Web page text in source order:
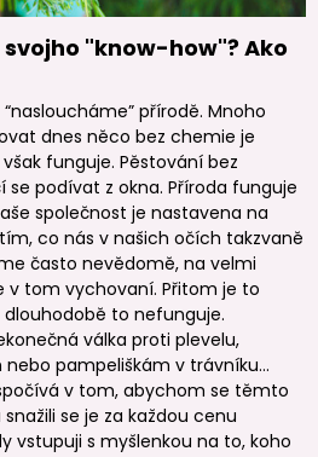
"know-how"? Ako
přírodě. Mnoho
dnes něco bez chemie je
funguje. Pěstování bez
podívat z okna. Příroda funguje
společnost je nastavena na
co nás v našich očích takzvaně
často nevědomě, na velmi
v tom vychovaní. Přitom je to
to nefunguje.
válka proti plevelu,
pampeliškám v trávníku...
v tom, abychom se těmto
se je za každou cenu
vstupuji s myšlenkou na to, koho